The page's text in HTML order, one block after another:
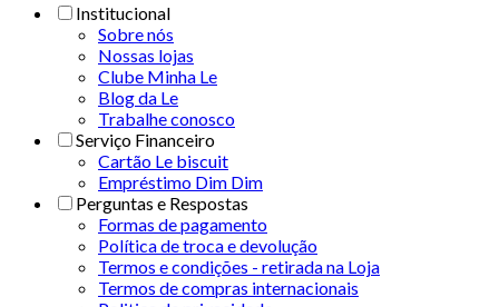
Institucional
Sobre nós
Nossas lojas
Clube Minha Le
Blog da Le
Trabalhe conosco
Serviço Financeiro
Cartão Le biscuit
Empréstimo Dim Dim
Perguntas e Respostas
Formas de pagamento
Política de troca e devolução
Termos e condições - retirada na Loja
Termos de compras internacionais